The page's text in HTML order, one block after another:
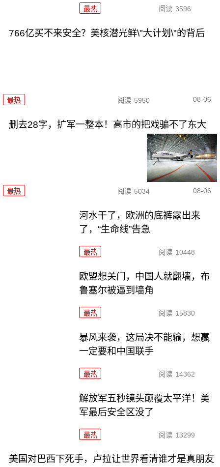
最热 阅读 3596
766亿买不来安全？美核潜光鲜\"大计划\"的背后
最热 阅读 5950 08-06
删去28字，扩军一整本！高市的把戏骗不了东大
最热 阅读 5034 08-06
河水干了，欧洲的底裤露出来
了，“生命线”告急
最热 阅读 10448
欧盟想关门，中国人就翻墙，布
鲁塞尔被逼到墙角
最热 阅读 15830
暴风来袭，这局决不能输，想赢
一定要和中国联手
最热 阅读 14362
解放军五秒镜头颠覆太平洋！美
军最后安全区没了
最热 阅读 13299
美国对巴西下死手，卢拉让世界看清谁才是真朋友